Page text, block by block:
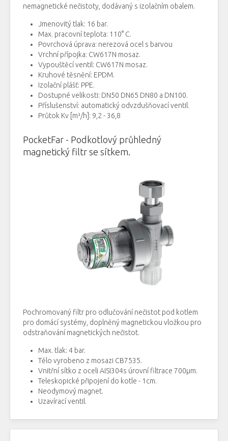
nemagnetické nečistoty , dodávaný s izolačním obalem.
Jmenovitý tlak: 16 bar.
Max. pracovní teplota: 110° C.
Povrchová úprava: nerezová ocel s barvou
Vrchní přípojka: CW617N mosaz.
Vypouštěcíventil: CW617N mosaz.
Kruhové těsnění: EPDM.
Izolační plášť: PPE.
Dostupné velikosti: DN50 DN65 DN80 a DN100.
Příslušenství: automatický odvzdušňovacíventil .
Průtok Kv [m³/h]: 9,2 - 36,8
PocketFar - Podkotlový průhledný
magnetický filtr se sítkem.
Pochromovaný filtr pro odlučování nečistot pod kotlem
pro domácí systémy, doplněný magnetickou vložkou pro
odstraňování magnetických nečistot.
Max. tlak: 4 bar.
Tělo vyrobeno z mosazi CB7535.
Vnitřní sítko z oceli AISI304s úrovní filtrace 700µm.
Teleskopické připojení do kotle - 1cm.
Neodymový magnet.
Uzavírací ventil.